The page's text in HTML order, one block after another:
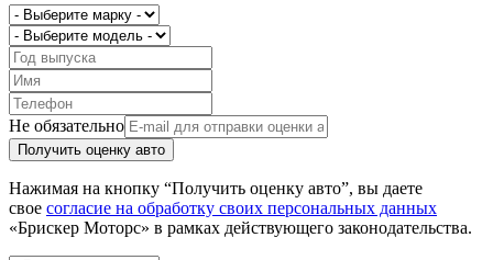
Не обязательно
Получить оценку авто
Нажимая на кнопку “Получить оценку авто”, вы даете
свое согласие на обработку своих персональных данных
«Брискер Моторс» в рамках действующего законодательства.